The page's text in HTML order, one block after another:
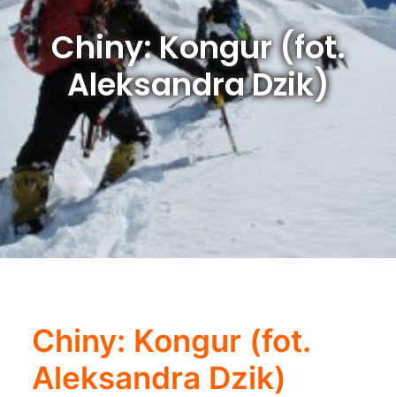
Chiny: Kongur (fot.
Aleksandra Dzik)
Chiny: Kongur (fot.
Aleksandra Dzik)